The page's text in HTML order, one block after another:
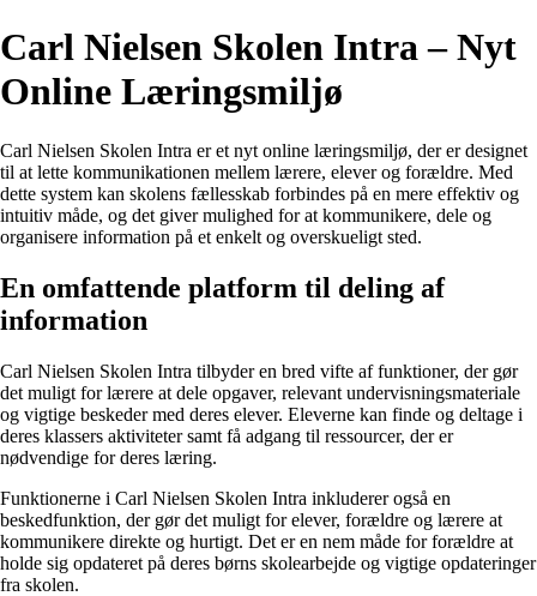
Carl Nielsen Skolen Intra – Nyt
Online Læringsmiljø
Carl Nielsen Skolen Intra er et nyt online læringsmiljø, der er designet
til at lette kommunikationen mellem lærere, elever og forældre. Med
dette system kan skolens fællesskab forbindes på en mere effektiv og
intuitiv måde, og det giver mulighed for at kommunikere, dele og
organisere information på et enkelt og overskueligt sted.
En omfattende platform til deling af
information
Carl Nielsen Skolen Intra tilbyder en bred vifte af funktioner, der gør
det muligt for lærere at dele opgaver, relevant undervisningsmateriale
og vigtige beskeder med deres elever. Eleverne kan finde og deltage i
deres klassers aktiviteter samt få adgang til ressourcer, der er
nødvendige for deres læring.
Funktionerne i Carl Nielsen Skolen Intra inkluderer også en
beskedfunktion, der gør det muligt for elever, forældre og lærere at
kommunikere direkte og hurtigt. Det er en nem måde for forældre at
holde sig opdateret på deres børns skolearbejde og vigtige opdateringer
fra skolen.